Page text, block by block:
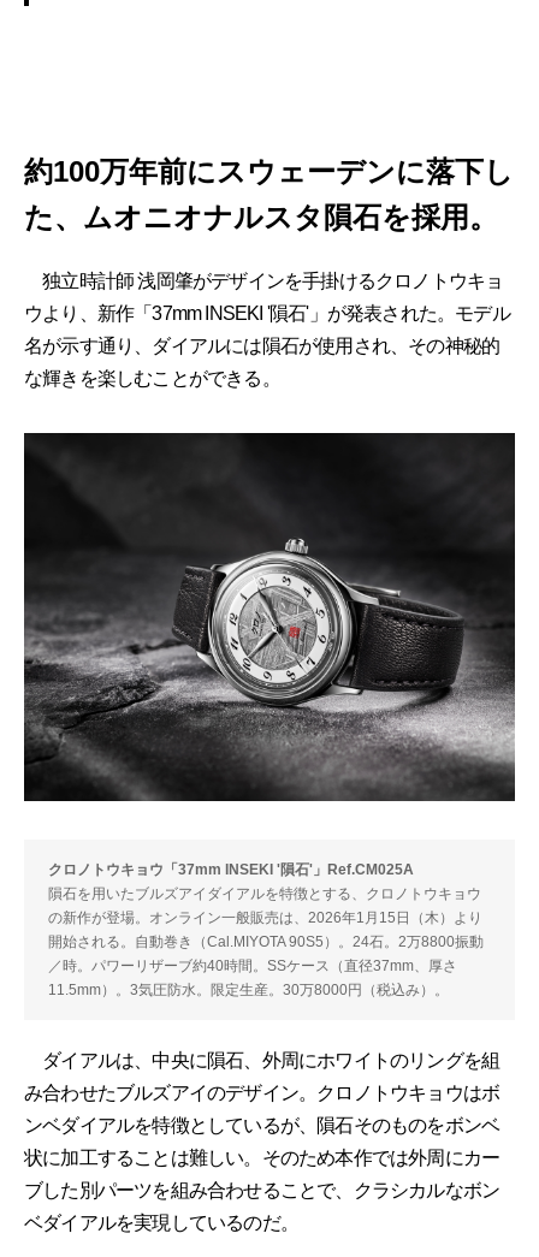
約100万年前にスウェーデンに落下し
た、ムオニオナルスタ隕石を採用。
独立時計師 浅岡肇がデザインを手掛けるクロノトウキョ
ウより、新作「37mm INSEKI '隕石'」が発表された。モデル
名が示す通り、ダイアルには隕石が使用され、その神秘的
な輝きを楽しむことができる。
クロノトウキョウ「37mm INSEKI '隕石'」Ref.CM025A
隕石を用いたブルズアイダイアルを特徴とする、クロノトウキョウ
の新作が登場。オンライン一般販売は、2026年1月15日（木）より
開始される。自動巻き（Cal.MIYOTA 90S5）。24石。2万8800振動
／時。パワーリザーブ約40時間。SSケース（直径37mm、厚さ
11.5mm）。3気圧防水。限定生産。30万8000円（税込み）。
ダイアルは、中央に隕石、外周にホワイトのリングを組
み合わせたブルズアイのデザイン。クロノトウキョウはボ
ンベダイアルを特徴としているが、隕石そのものをボンベ
状に加工することは難しい。そのため本作では外周にカー
ブした別パーツを組み合わせることで、クラシカルなボン
ベダイアルを実現しているのだ。